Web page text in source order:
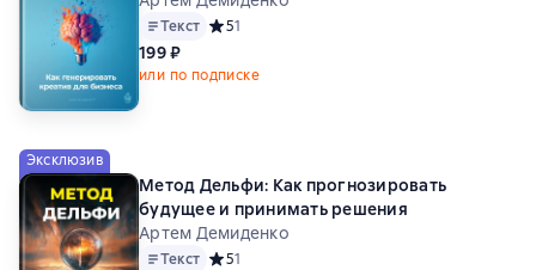
Текст Средний рейтинг 5 на основе 1 оценок
51
199 ₽
или по подписке
Эксклюзив
Метод Дельфи: Как прогнозировать
будущее и принимать решения
Артем Демиденко
Текст Средний рейтинг 5 на основе 1 оценок
51